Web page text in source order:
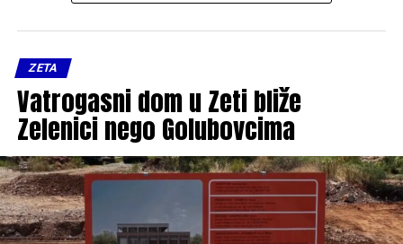
ZETA
Vatrogasni dom u Zeti bliže
Zelenici nego Golubovcima